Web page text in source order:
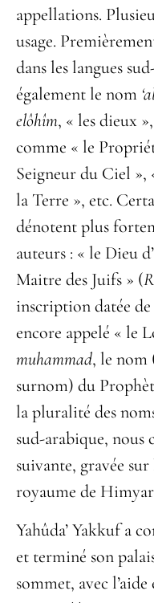
appellations.
usage.
dans les langues
également le nom
elôhîm, « les dieux
comme « le
Seigneur du Ciel »,
la Terre », etc.
dénotent plus
auteurs : « le Dieu
Maitre des Juifs » (
inscription datée de
encore appelé « le
muhammad, le nom
surnom) du
la pluralité des
sud-arabique, nous
suivante, gravée
royaume de
Yahûda’ Yakkuf a
et terminé son
sommet, avec